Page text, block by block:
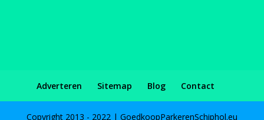
Adverteren Sitemap Blog Contact
Copyright 2013 - 2022 | GoedkoopParkerenSchiphol.eu